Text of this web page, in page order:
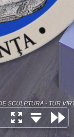
SCULPTURA - TUR